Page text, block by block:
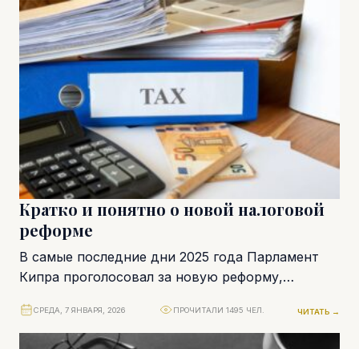
Кратко и понятно о новой налоговой
реформе
В самые последние дни 2025 года Парламент
Кипра проголосовал за новую реформу,
Она сразу же...
СРЕДА, 7 ЯНВАРЯ, 2026 ПРОЧИТАЛИ 1495 ЧЕЛ. ЧИТАТЬ →